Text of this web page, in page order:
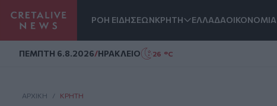
ΡΟΗ ΕΙΔΗΣΕΩΝΚΡΗΤΗ ΕΛΛΑΔΑΟΙΚΟΝΟΜΙΑ
ΠΕΜΠΤΗ 6.8.2026/ΗΡΑΚΛΕΙΟ 26 °C
ΑΡΧΙΚΗ / ΚΡΉΤΗ